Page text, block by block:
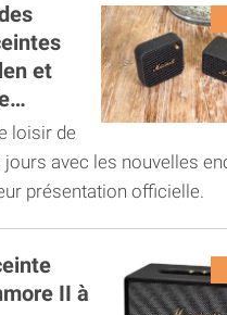
et
loisir de
avec les nouvelles
présentation officielle.
II à